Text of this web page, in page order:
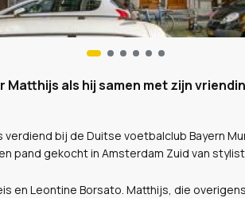
als hij samen met zijn
bij de Duitse voetbalclub Bayern
pand gekocht in Amsterdam Zuid van stylist
en Leontine Borsato. Matthijs, die